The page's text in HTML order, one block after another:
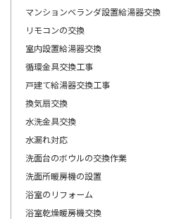
マンションベランダ設置給湯器交換
リモコンの交換
室内設置給湯器交換
循環金具交換工事
戸建て給湯器交換工事
換気扇交換
水洗金具交換
水漏れ対応
洗面台のボウルの交換作業
洗面所暖房機の設置
浴室のリフォーム
浴室乾燥暖房機交換